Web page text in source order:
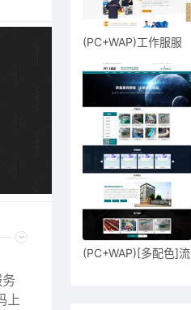
上
(PC+WAP)工作服服
(PC+WAP)[多配色]流